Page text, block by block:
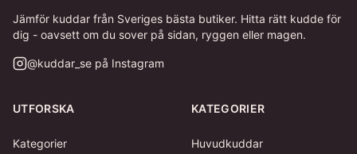
Jämför kuddar från Sveriges bästa butiker. Hitta rätt kudde för
dig - oavsett om du sover på sidan, ryggen eller magen.
@kuddar_se på Instagram
UTFORSKA
Kategorier
KATEGORIER
Huvudkuddar